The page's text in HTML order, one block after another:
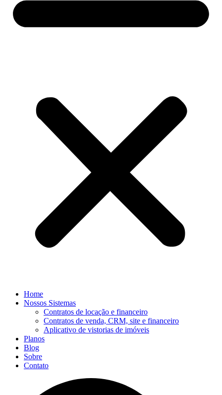
Home
Nossos Sistemas
Contratos de locação e financeiro
Contratos de venda, CRM, site e financeiro
Aplicativo de vistorias de imóveis
Planos
Blog
Sobre
Contato